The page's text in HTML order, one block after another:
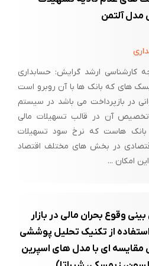
بفروشند و از محل گران‌فروشی
بپردازند.
سود منصفانه‌ای هم برای آنان باقی
که با تخصیص بخشی از درآمد
یک سو صنعت بیمه دچار بحران شود و
زودرس، کسب درآمد برای سایر
که تا کنون در قوانین برنامه و بودجه
شرکت‌های بیمه به دیگر سازمان‌ها
یا درآمدهای آنان منطقی است ولی به
از درآمد خود را به دیگران بدهند‌.»
گزینه دوم است و وضعیت مالی
مدل آلتمن
کارشناسی ارشد گرایش: حسابداری
های که بانک ها با آن روبرو است
در بازپرداخت می باشد در سیستم
تخصیص آن در قالب تسهیلات مالی
بانک هاست که نرخ سود تسهیلات
اقتصادی در بخش های مختلف اقتصاد
امکان ...
وقوع بحران مالی در بازار
استفاده از تکنیک تحلیل پوششی
مقایسه ای با مدل های اسپرین